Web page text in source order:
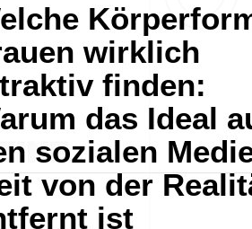
wirklich
finden:
das Ideal
sozialen
von der
ist